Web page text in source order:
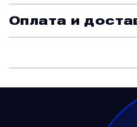
Оплата и
Наземное